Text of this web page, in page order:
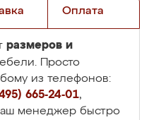
Оплата
размеров и
Просто
из телефонов:
665-24-01,
менеджер быстро